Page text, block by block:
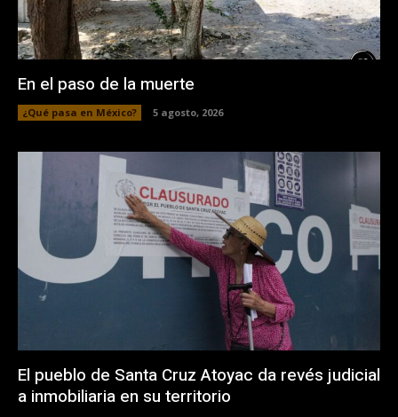
En el paso de la muerte
¿Qué pasa en México? 5 agosto, 2026
El pueblo de Santa Cruz Atoyac da revés judicial
a inmobiliaria en su territorio